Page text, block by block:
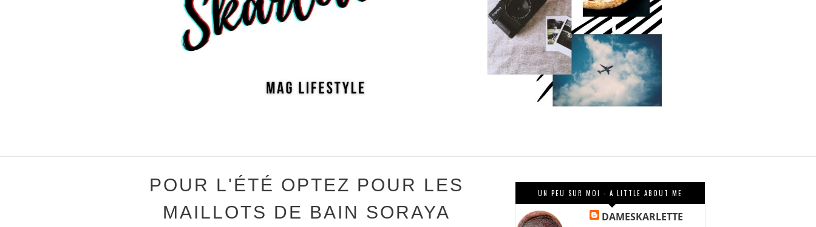
POUR L'ÉTÉ OPTEZ POUR LES
MAILLOTS DE BAIN SORAYA
UN PEU SUR MOI - A LITTLE ABOUT ME
DAMESKARLETTE